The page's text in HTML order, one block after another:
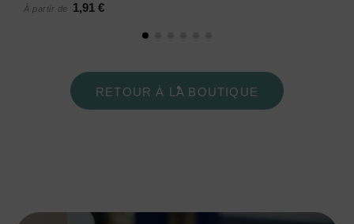
À partir de
1,91 €
RETOUR À LA BOUTIQUE